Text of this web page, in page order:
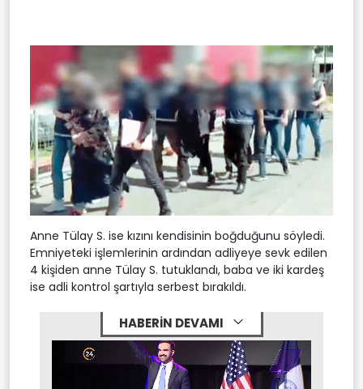
Anne Tülay S. ise kızını kendisinin boğduğunu söyledi.
Emniyeteki işlemlerinin ardından adliyeye sevk edilen
4 kişiden anne Tülay S. tutuklandı, baba ve iki kardeş
ise adli kontrol şartıyla serbest bırakıldı.
HABERİN DEVAMI